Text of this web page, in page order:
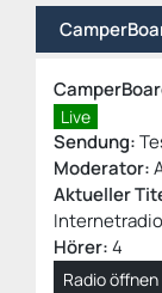
Live
Sendung:
Moderator:
Aktueller
Hörer:4
Radio öffnen